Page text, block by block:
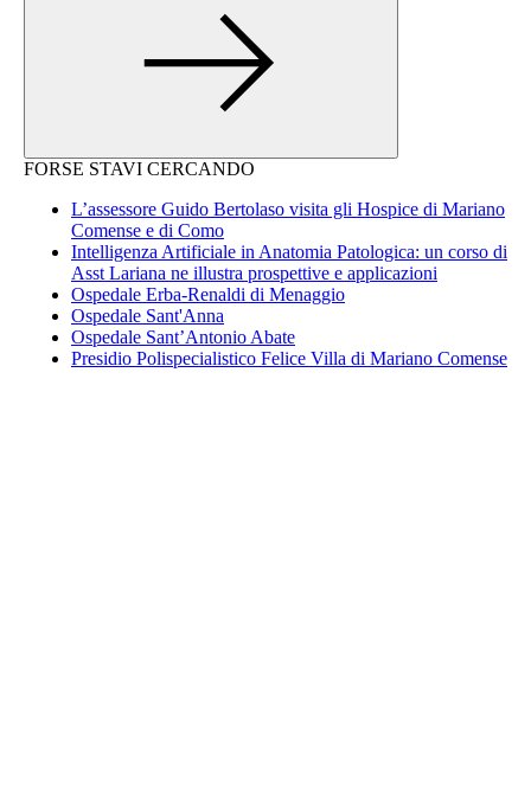
FORSE STAVI CERCANDO
L’assessore Guido Bertolaso visita gli Hospice di Mariano
Comense e di Como
Intelligenza Artificiale in Anatomia Patologica: un corso di
Asst Lariana ne illustra prospettive e applicazioni
Ospedale Erba-Renaldi di Menaggio
Ospedale Sant'Anna
Ospedale Sant’Antonio Abate
Presidio Polispecialistico Felice Villa di Mariano Comense